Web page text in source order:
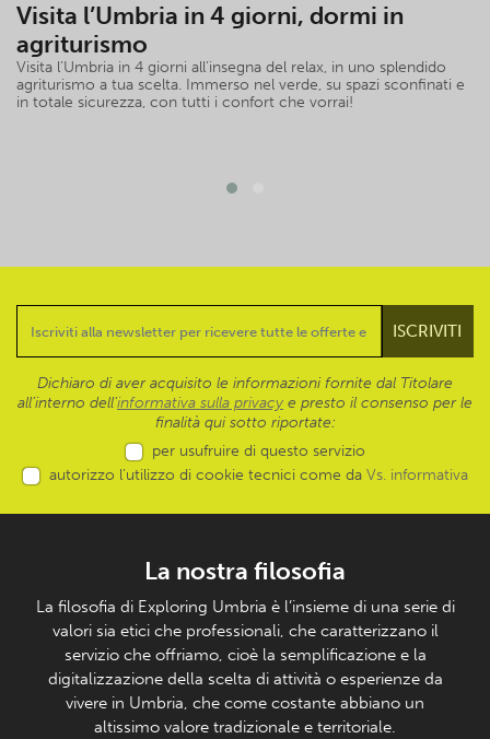
Visita l’Umbria in 4 giorni, dormi in
agriturismo
Visita l’Umbria in 4 giorni all’insegna del relax, in uno splendido
agriturismo a tua scelta. Immerso nel verde, su spazi sconfinati e
in totale sicurezza, con tutti i confort che vorrai!
Dichiaro di aver acquisito le informazioni fornite dal Titolare
all’interno dell'informativa sulla privacy e presto il consenso per le
finalità qui sotto riportate:
per usufruire di questo servizio
autorizzo l’utilizzo di cookie tecnici come da Vs. informativa
La nostra filosofia
La filosofia di Exploring Umbria è l’insieme di una serie di
valori sia etici che professionali, che caratterizzano il
servizio che offriamo, cioè la semplificazione e la
digitalizzazione della scelta di attività o esperienze da
vivere in Umbria, che come costante abbiano un
altissimo valore tradizionale e territoriale.